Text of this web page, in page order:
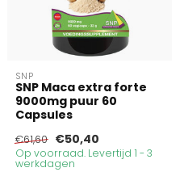
SNP
SNP Maca extra forte
9000mg puur 60
Capsules
€61,60 €50,40
Op voorraad. Levertijd 1 - 3
werkdagen